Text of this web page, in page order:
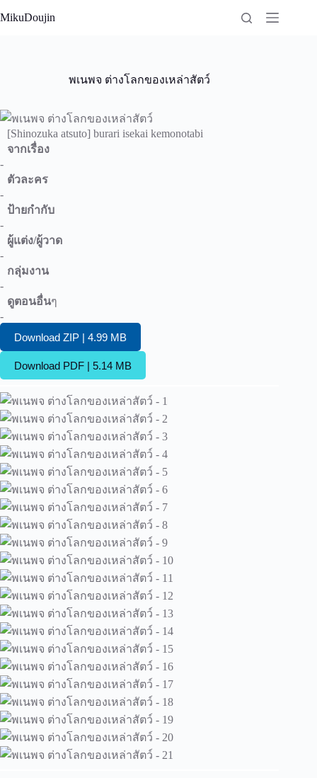
to
MikuDoujin
พเนพจ ต่างโลกของเหล่าสัตว์
[Shinozuka atsuto] burari isekai kemonotabi
จากเรื่อง
-
ตัวละคร
-
ป้ายกำกับ
-
ผู้แต่ง/ผู้วาด
-
กลุ่มงาน
-
ดูตอนอื่นๆ
-
Download ZIP | 4.99 MB
Download PDF | 5.14 MB